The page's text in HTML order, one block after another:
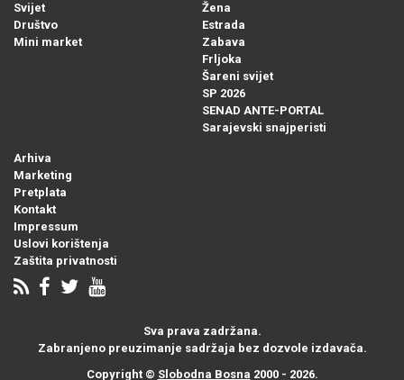
Svijet
Društvo
Mini market
Žena
Estrada
Zabava
Frljoka
Šareni svijet
SP 2026
SENAD ANTE-PORTAL
Sarajevski snajperisti
Arhiva
Marketing
Pretplata
Kontakt
Impressum
Uslovi korištenja
Zaštita privatnosti
Sva prava zadržana.
Zabranjeno preuzimanje sadržaja bez dozvole izdavača.
Copyright © Slobodna Bosna 2000 - 2026.